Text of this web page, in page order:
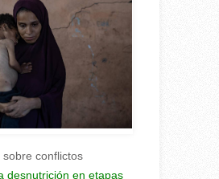
conflictos
desnutrición en etapas